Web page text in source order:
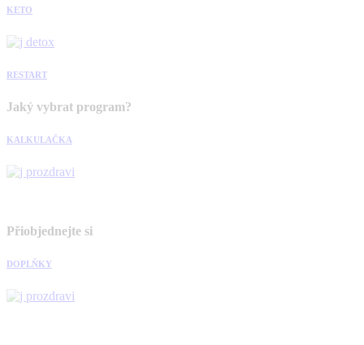
KETO
RESTART
Jaký vybrat program?
KALKULAČKA
Přiobjednejte si
DOPLŇKY